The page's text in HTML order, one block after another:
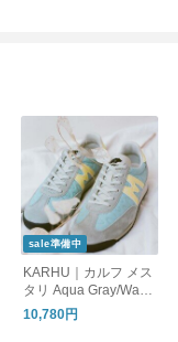
sale準備中
KARHU｜カルフ メス
タリ Aqua Gray/Wax
Yellow スニーカー フ
ィンランド MESTARI
10,780円